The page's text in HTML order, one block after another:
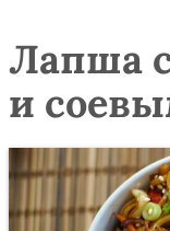
Лапша
и